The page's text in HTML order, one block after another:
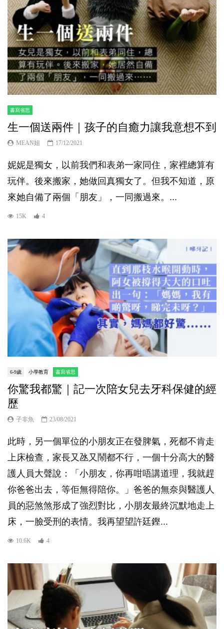
書寫省思
生一個送兩件｜孩子的自癒力讓我意想不到
MEAN姐 17/12/2021
妮妮是獨女，以前我們和表弟一家同住，家裡總算有
玩伴。後來搬家，她做回真獨女了。但我不知道，原
來她自備了兩個「朋友」，一同搬過來。...
15K 4
6-9歲 小學教育 書寫省思
你驚我都驚｜記一次陪女兒去牙科保健的經
歷
子非魚 23/08/2021
此時，另一個單位的小朋友正在發脾氣，死都不肯走
上床檢查，家長又氹又鬧都不行，一個十分高大的醫
護人員大聲說：「小朋友，你再咁唔講道理，我就趕
你爸爸出去，等佢無得陪你。」爸爸的無奈與醫護人
員的惡煞煞形成了強烈對比，小朋友最終沉默地走上
床，一臉受刑的表情。我再望望許廷鏗...
10.6K 4